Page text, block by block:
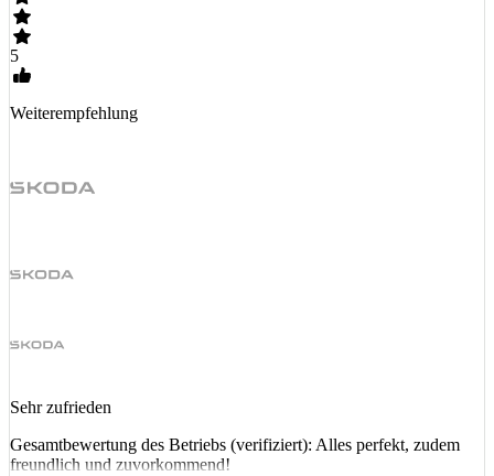
5
Weiterempfehlung
Sehr zufrieden
Gesamtbewertung des Betriebs (verifiziert): Alles perfekt, zudem
freundlich und zuvorkommend!